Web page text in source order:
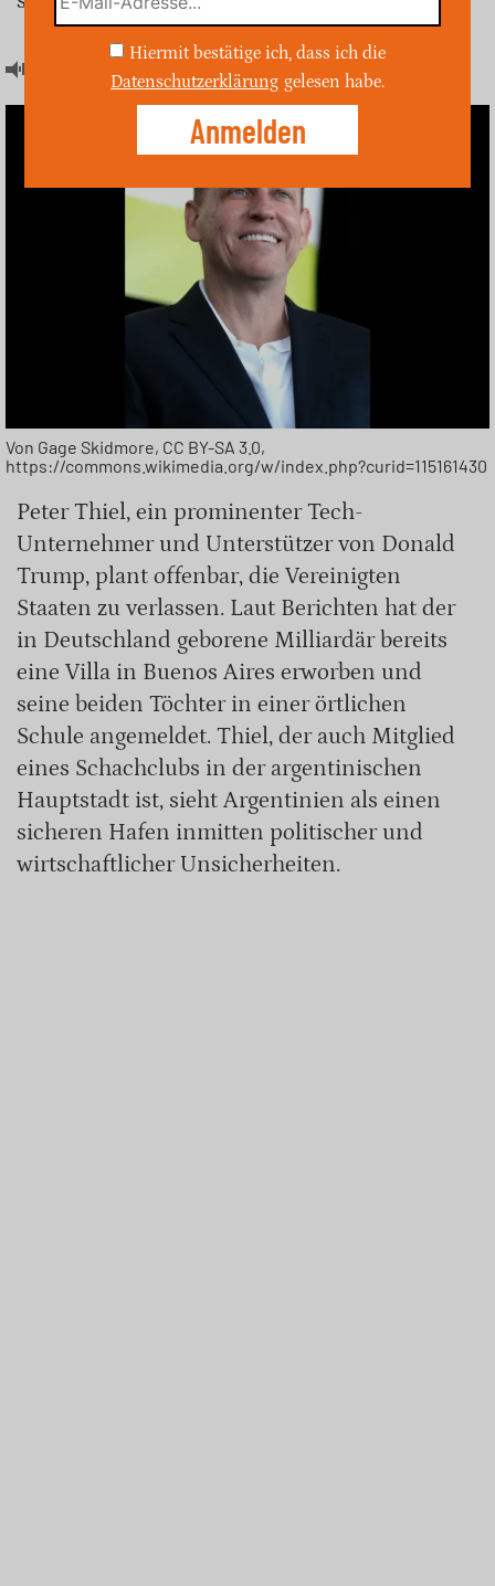
Von Gage Skidmore, CC BY-SA 3.0,
https://commons.wikimedia.org/w/index.php?curid=115161430
Peter Thiel, ein prominenter Tech-
Unternehmer und Unterstützer von Donald
Trump, plant offenbar, die Vereinigten
Staaten zu verlassen. Laut Berichten hat der
in Deutschland geborene Milliardär bereits
eine Villa in Buenos Aires erworben und
seine beiden Töchter in einer örtlichen
Schule angemeldet. Thiel, der auch Mitglied
eines Schachclubs in der argentinischen
Hauptstadt ist, sieht Argentinien als einen
sicheren Hafen inmitten politischer und
wirtschaftlicher Unsicherheiten.
Hiermit bestätige ich, dass ich die
Datenschutzerklärung gelesen habe.